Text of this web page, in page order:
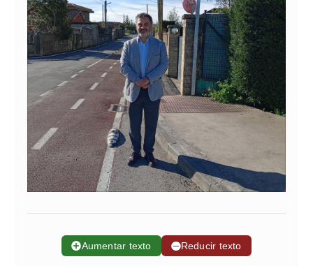
➕Aumentar texto ➖Reducir texto